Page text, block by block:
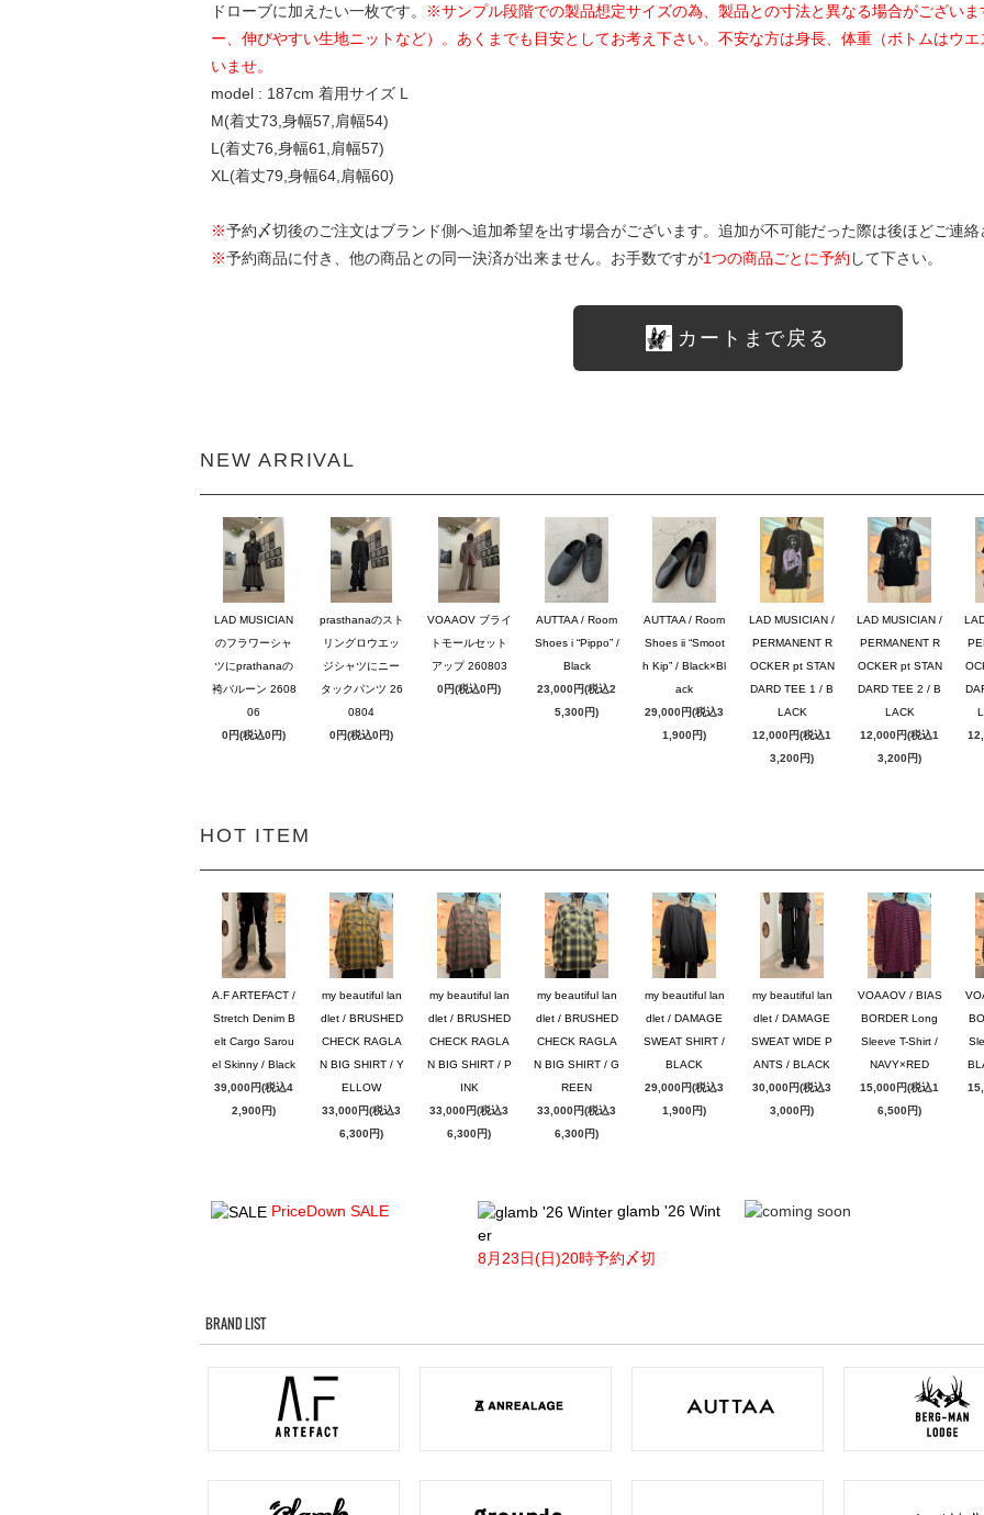
ドローブに加えたい一枚です。
※サンプル段階での製品想定サイズの為、製品との寸法と異なる場合がござい
ー、伸びやすい生地ニットなど）。あくまでも目安としてお考え下さい。不安な方は身長、体重（ボトムはウ
いませ。
model : 187cm 着用サイズ L
M(着丈73,身幅57,肩幅54)
L(着丈76,身幅61,肩幅57)
XL(着丈79,身幅64,肩幅60)
※予約〆切後のご注文はブランド側へ追加希望を出す場合がございます。追加が不可能だった際は後ほどご連絡
※予約商品に付き、他の商品との同一決済が出来ません。お手数ですが1つの商品ごとに予約 して下さい。
カートまで戻る
NEW ARRIVAL
LAD MUSICIAN
のフラワーシャ
ツにprathanaの
袴バルーン 2608
06
0円(税込0円)
prasthanaのスト
リングロウエッ
ジシャツにニー
タックパンツ 26
0804
0円(税込0円)
VOAAOV ブライ
トモールセット
アップ 260803
0円(税込0円)
AUTTAA / Room
Shoes i “Pippo” /
Black
23,000円(税込2
5,300円)
AUTTAA / Room
Shoes ii “Smoot
h Kip” / Black×Bl
ack
29,000円(税込3
1,900円)
LAD MUSICIAN /
PERMANENT R
OCKER pt STAN
DARD TEE 1 / B
LACK
12,000円(税込1
3,200円)
LAD MUSICIAN /
PERMANENT R
OCKER pt STAN
DARD TEE 2 / B
LACK
12,000円(税込1
3,200円)
HOT ITEM
A.F ARTEFACT /
Stretch Denim B
elt Cargo Sarou
el Skinny / Black
39,000円(税込4
2,900円)
my beautiful lan
dlet / BRUSHED
CHECK RAGLA
N BIG SHIRT / Y
ELLOW
33,000円(税込3
6,300円)
my beautiful lan
dlet / BRUSHED
CHECK RAGLA
N BIG SHIRT / P
INK
33,000円(税込3
6,300円)
my beautiful lan
dlet / BRUSHED
CHECK RAGLA
N BIG SHIRT / G
REEN
33,000円(税込3
6,300円)
my beautiful lan
dlet / DAMAGE
SWEAT SHIRT /
BLACK
29,000円(税込3
1,900円)
my beautiful lan
dlet / DAMAGE
SWEAT WIDE P
ANTS / BLACK
30,000円(税込3
3,000円)
VOAAOV / BIAS
BORDER Long
Sleeve T-Shirt /
NAVY×RED
15,000円(税込1
6,500円)
PriceDown SALE
glamb '26 Wint
er
8月23日(日)20時予約〆切
BRAND LIST